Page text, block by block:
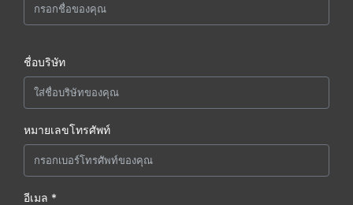
ชื่อบริษัท
หมายเลขโทรศัพท์
อีเมล *